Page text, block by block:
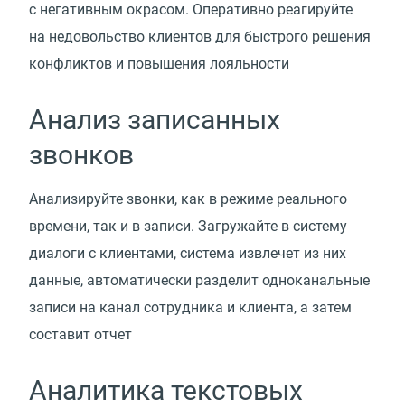
с негативным окрасом. Оперативно реагируйте
на недовольство клиентов для быстрого решения
конфликтов и повышения лояльности
Анализ записанных
звонков
Анализируйте звонки, как в режиме реального
времени, так и в записи. Загружайте в систему
диалоги с клиентами, система извлечет из них
данные, автоматически разделит одноканальные
записи на канал сотрудника и клиента, а затем
составит отчет
Аналитика текстовых